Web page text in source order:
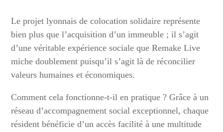
Le projet lyonnais de colocation solidaire représente
bien plus que l’acquisition d’un immeuble ; il s’agit
d’une véritable expérience sociale que Remake Live
miche doublement puisqu’il s’agit là de réconcilier
valeurs humaines et économiques.
Comment cela fonctionne-t-il en pratique ? Grâce à un
réseau d’accompagnement social exceptionnel, chaque
résident bénéficie d’un accès facilité à une multitude